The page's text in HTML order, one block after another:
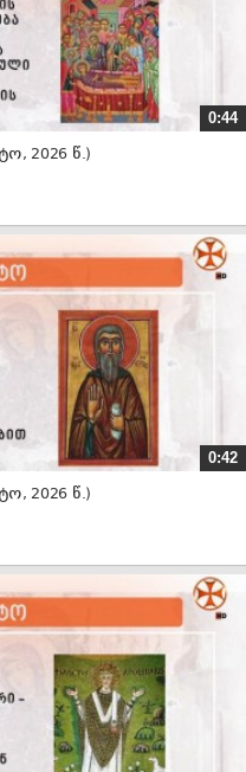
0:44
2026 წ.)
0:42
2026 წ.)